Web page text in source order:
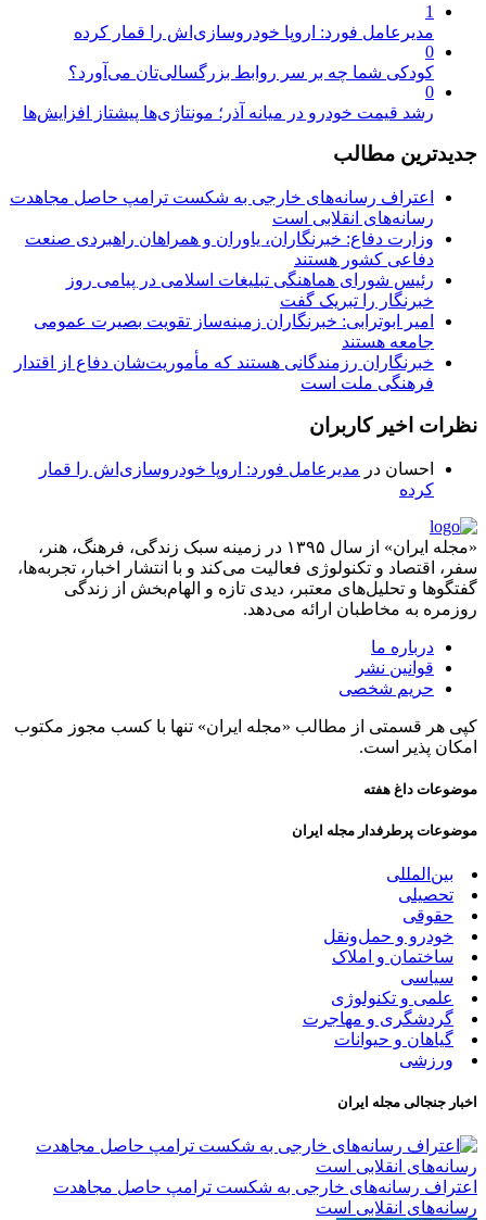
1
مدیرعامل فورد: اروپا خودروسازی‌اش را قمار کرده
0
کودکی شما چه بر سر روابط بزرگسالی‌تان می‌آورد؟
0
رشد قیمت خودرو در میانه آذر؛ مونتاژی‌ها پیشتاز افزایش‌ها
جدیدترین مطالب
اعتراف رسانه‌های خارجی به شکست ترامپ حاصل مجاهدت
رسانه‌های انقلابی است
وزارت دفاع: خبرنگاران، یاوران و همراهان راهبردی صنعت
دفاعی کشور هستند
رئیس شورای هماهنگی تبلیغات اسلامی در پیامی روز
خبرنگار را تبریک گفت
امیر ابوترابی: خبرنگاران زمینه‌ساز تقویت بصیرت عمومی
جامعه هستند
خبرنگاران رزمندگانی هستند که مأموریت‌شان دفاع از اقتدار
فرهنگی ملت است
نظرات اخیر کاربران
احسان در مدیرعامل فورد: اروپا خودروسازی‌اش را قمار
کرده
«مجله ایران» از سال ۱۳۹۵ در زمینه سبک زندگی، فرهنگ، هنر،
سفر، اقتصاد و تکنولوژی فعالیت می‌کند و با انتشار اخبار، تجربه‌ها،
گفتگوها و تحلیل‌های معتبر، دیدی تازه و الهام‌بخش از زندگی
روزمره به مخاطبان ارائه می‌دهد.
درباره ما
قوانین نشر
حریم شخصی
کپی هر قسمتی از مطالب «مجله ایران» تنها با کسب مجوز مکتوب
امکان پذیر است.
موضوعات داغ هفته
موضوعات پرطرفدار مجله ایران
بین‌المللی
تحصیلی
حقوقی
خودرو و حمل‌و‌نقل
ساختمان و املاک
سیاسی
علمی و تکنولوژی
گردشگری و مهاجرت
گیاهان و حیوانات
ورزشی
اخبار جنجالی مجله ایران
اعتراف رسانه‌های خارجی به شکست ترامپ حاصل مجاهدت
رسانه‌های انقلابی است